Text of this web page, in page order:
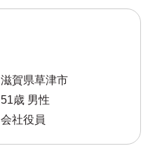
滋賀県草津市
51歳 男性
会社役員